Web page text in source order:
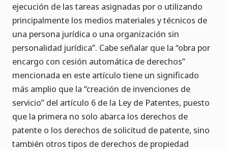
ejecución de las tareas asignadas por o utilizando
principalmente los medios materiales y técnicos de
una persona jurídica o una organización sin
personalidad jurídica”. Cabe señalar que la “obra por
encargo con cesión automática de derechos”
mencionada en este artículo tiene un significado
más amplio que la “creación de invenciones de
servicio” del artículo 6 de la Ley de Patentes, puesto
que la primera no solo abarca los derechos de
patente o los derechos de solicitud de patente, sino
también otros tipos de derechos de propiedad